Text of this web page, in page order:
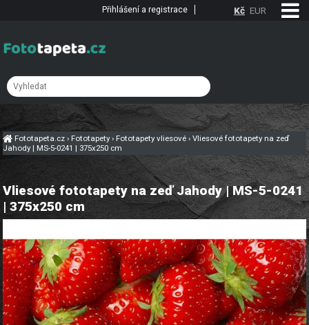
Fototapeta.cz› Fototapety› Fototapety vliesové ›Vliesové fototapety na zeď
Jahody | MS-5-0241 | 375x250 cm
Vliesové fototapety na zeď Jahody | MS-5-0241
| 375x250 cm
Kč EUR
Přihlášení a registrace